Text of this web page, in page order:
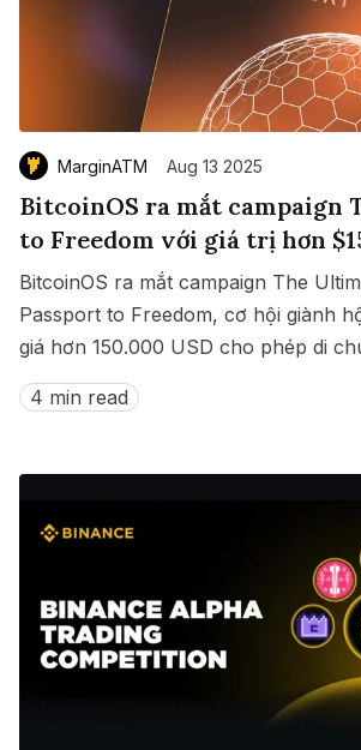
MarginATM Aug 13 2025
BitcoinOS ra mắt campaign
to Freedom với giá trị hơn
BitcoinOS ra mắt campaign The
Passport to Freedom, cơ hội giành
giá hơn 150.000 USD cho phép di
hàng loạt quốc gia không cần visa.
4 min read